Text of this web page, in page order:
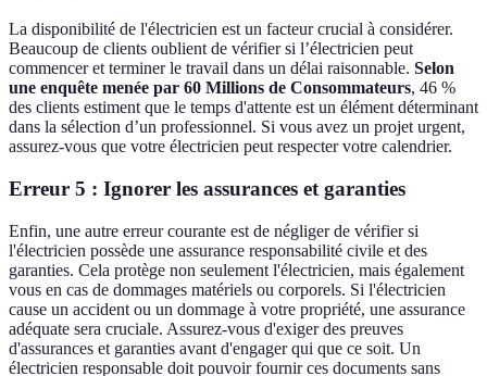
La disponibilité de l'électricien est un facteur crucial à considérer.
Beaucoup de clients oublient de vérifier si l’électricien peut
commencer et terminer le travail dans un délai raisonnable. Selon
une enquête menée par 60 Millions de Consommateurs, 46 %
des clients estiment que le temps d'attente est un élément déterminant
dans la sélection d’un professionnel. Si vous avez un projet urgent,
assurez-vous que votre électricien peut respecter votre calendrier.
Erreur 5 : Ignorer les assurances et garanties
Enfin, une autre erreur courante est de négliger de vérifier si
l'électricien possède une assurance responsabilité civile et des
garanties. Cela protège non seulement l'électricien, mais également
vous en cas de dommages matériels ou corporels. Si l'électricien
cause un accident ou un dommage à votre propriété, une assurance
adéquate sera cruciale. Assurez-vous d'exiger des preuves
d'assurances et garanties avant d'engager qui que ce soit. Un
électricien responsable doit pouvoir fournir ces documents sans